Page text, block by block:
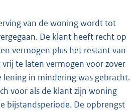
van de woning wordt tot
De klant heeft recht op
vermogen plus het restant van
te laten vermogen voor zover
in mindering was gebracht.
voor als de klant zijn woning
bijstandsperiode. De opbrengst